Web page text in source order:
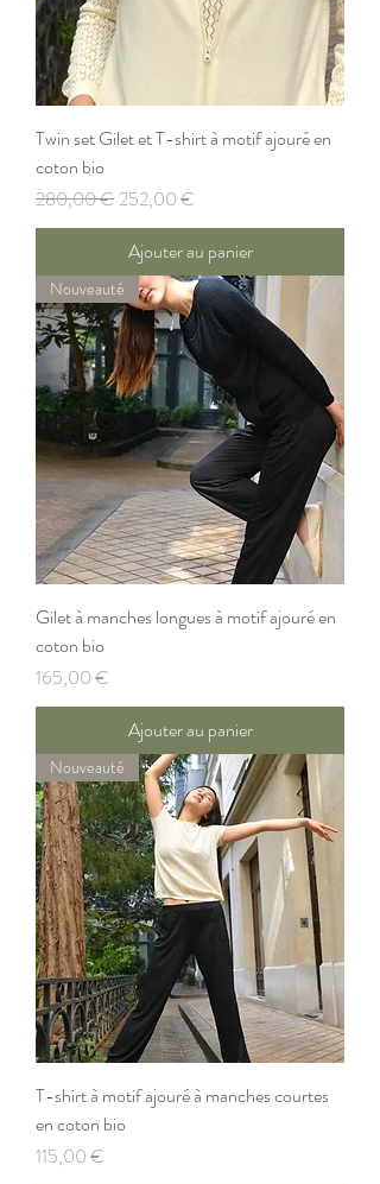
Twin set Gilet et T-shirt à motif ajouré en
coton bio
Prix original
280,00 € Prix promotionnel
252,00 €
Ajouter au panier
Nouveauté
Gilet à manches longues à motif ajouré en
coton bio
Prix
165,00 €
Ajouter au panier
Nouveauté
T-shirt à motif ajouré à manches courtes
en coton bio
Prix
115,00 €